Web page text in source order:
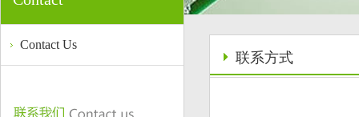
Contact Us
联系方式